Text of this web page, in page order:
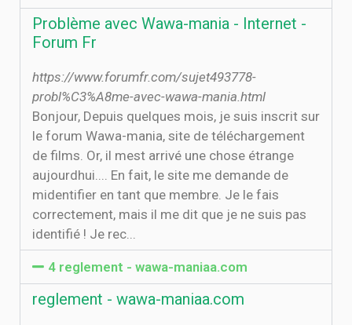
Problème avec Wawa-mania - Internet -
Forum Fr
https://www.forumfr.com/sujet493778-
probl%C3%A8me-avec-wawa-mania.html
Bonjour, Depuis quelques mois, je suis inscrit sur
le forum Wawa-mania, site de téléchargement
de films. Or, il mest arrivé une chose étrange
aujourdhui.... En fait, le site me demande de
midentifier en tant que membre. Je le fais
correctement, mais il me dit que je ne suis pas
identifié ! Je rec...
4 reglement - wawa-maniaa.com
reglement - wawa-maniaa.com